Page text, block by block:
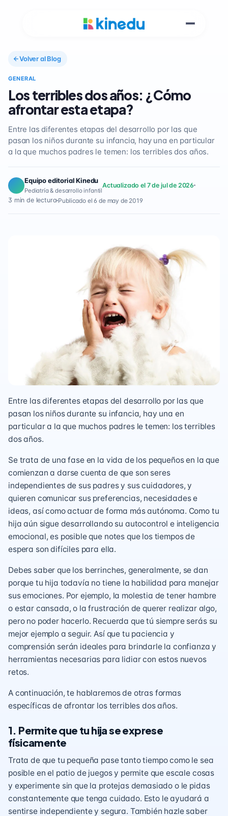
Volver al Blog
GENERAL
Los terribles dos años: ¿Cómo
afrontar esta etapa?
Entre las diferentes etapas del desarrollo por las que
pasan los niños durante su infancia, hay una en particular
a la que muchos padres le temen: los terribles dos años.
Equipo editorial Kinedu
Pediatría & desarrollo infantil
Actualizado el 7 de jul de 2026
3 min de lectura Publicado el 6 de may de 2019
Entre las diferentes etapas del desarrollo por las que
pasan los niños durante su infancia, hay una en
particular a la que muchos padres le temen: los terribles
dos años.
Se trata de una fase en la vida de los pequeños en la que
comienzan a darse cuenta de que son seres
independientes de sus padres y sus cuidadores, y
quieren comunicar sus preferencias, necesidades e
ideas, así como actuar de forma más autónoma. Como tu
hija aún sigue desarrollando su autocontrol e inteligencia
emocional, es posible que notes que los tiempos de
espera son difíciles para ella.
Debes saber que los berrinches, generalmente, se dan
porque tu hija todavía no tiene la habilidad para manejar
sus emociones. Por ejemplo, la molestia de tener hambre
o estar cansada, o la frustración de querer realizar algo,
pero no poder hacerlo. Recuerda que tú siempre serás su
mejor ejemplo a seguir. Así que tu paciencia y
comprensión serán ideales para brindarle la confianza y
herramientas necesarias para lidiar con estos nuevos
retos.
A continuación, te hablaremos de otras formas
específicas de afrontar los terribles dos años.
1. Permite que tu hija se exprese
físicamente
Trata de que tu pequeña pase tanto tiempo como le sea
posible en el patio de juegos y permite que escale cosas
y experimente sin que la protejas demasiado o le pidas
constantemente que tenga cuidado. Esto le ayudará a
sentirse independiente y segura. También hazle saber